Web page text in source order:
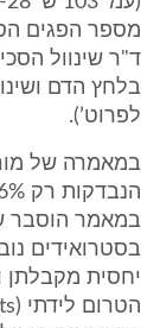
מספר הפגים
ד"ר שינוול
לפרוט’).
במאמר הוסבר
בסטרואידים
יחסית מקבלתן